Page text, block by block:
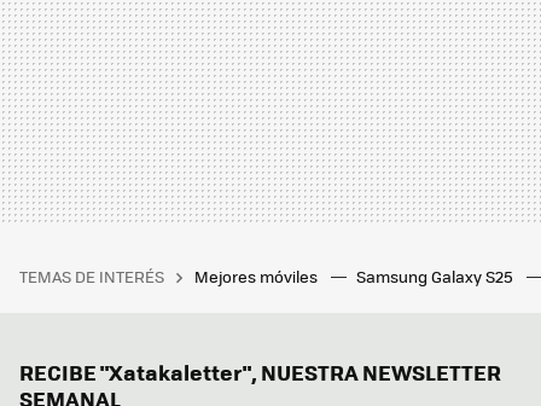
TEMAS DE INTERÉS Mejores móviles Samsung Galaxy S25
RECIBE "Xatakaletter", NUESTRA NEWSLETTER
SEMANAL